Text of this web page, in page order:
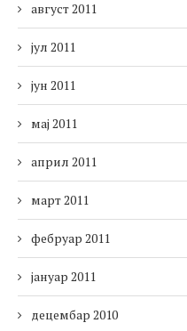
август 2011
јул 2011
јун 2011
мај 2011
април 2011
март 2011
фебруар 2011
јануар 2011
децембар 2010